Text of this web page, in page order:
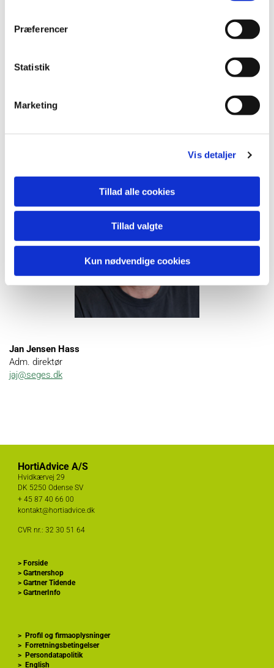
Præferencer
Statistik
Marketing
Vis detaljer
Tillad alle cookies
Tillad valgte
Kun nødvendige cookies
Slutrapport
Projektet har fået tilskud fra Promilleafgiftsfonden for frugtavlen
Jan Jensen Hass
Adm. direktør
jaj@seges.dk
HortiAdvice A/S
Hvidkærvej 29
DK 5250 Odense SV
+ 45 87 40 66 00
kontakt@hortiadvice.dk
CVR nr.: 32 30 51 64
> Forside
> Gartnershop
> Gartner Tidende
> GartnerInfo
> Profil og firmaoplysninger
> Forretningsbetingelser
> Persondatapolitik
> English